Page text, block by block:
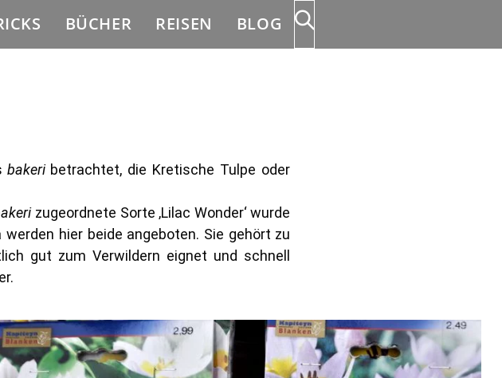
BÜCHER REISEN BLOG
bakeribetrachtet, die Kretische Tulpe oder
zugeordnete Sorte ‚Lilac Wonder‘ wurde
hier beide angeboten. Sie gehört zu
gut zum Verwildern eignet und schnell